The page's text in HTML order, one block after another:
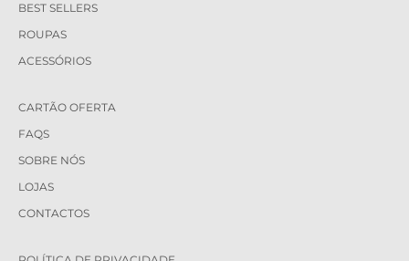
BEST SELLERS
ROUPAS
ACESSÓRIOS
CARTÃO OFERTA
FAQS
SOBRE NÓS
LOJAS
CONTACTOS